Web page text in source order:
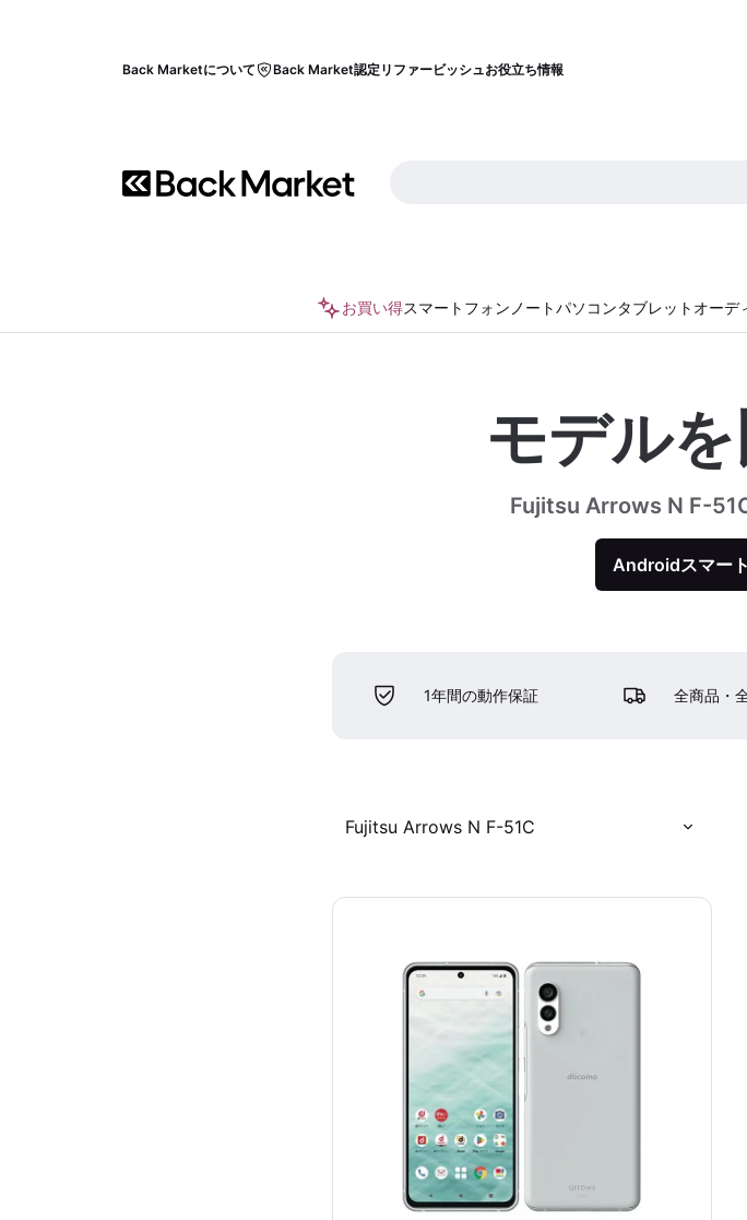
Back Marketについて Back Market認定リファービッシュお役立ち情報
お買い得スマートフォン ノートパソコンタブレット オーデ
モデル
Fujitsu Arrows N F-
Androidスマー
1年間の動作保証 全商品・
Fujitsu Arrows N F-51C